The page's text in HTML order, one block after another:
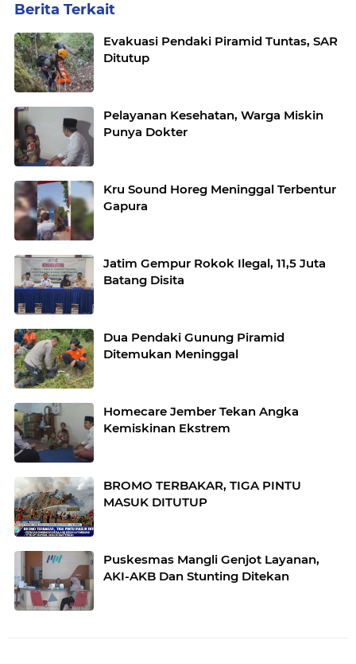
Berita Terkait
Evakuasi Pendaki Piramid Tuntas, SAR
Ditutup
Pelayanan Kesehatan, Warga Miskin
Punya Dokter
Kru Sound Horeg Meninggal Terbentur
Gapura
Jatim Gempur Rokok Ilegal, 11,5 Juta
Batang Disita
Dua Pendaki Gunung Piramid
Ditemukan Meninggal
Homecare Jember Tekan Angka
Kemiskinan Ekstrem
BROMO TERBAKAR, TIGA PINTU
MASUK DITUTUP
Puskesmas Mangli Genjot Layanan,
AKI-AKB Dan Stunting Ditekan